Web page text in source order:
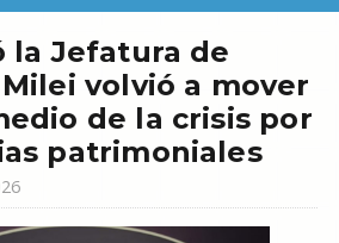
la Jefatura de
volvió a mover
de la crisis por
patrimoniales